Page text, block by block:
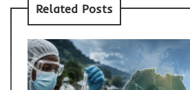
Related Posts